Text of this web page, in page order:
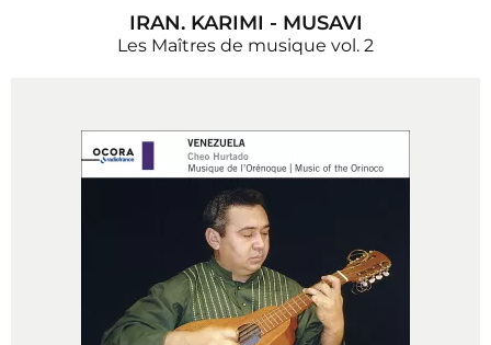
IRAN. KARIMI - MUSAVI
Les Maîtres de musique vol. 2